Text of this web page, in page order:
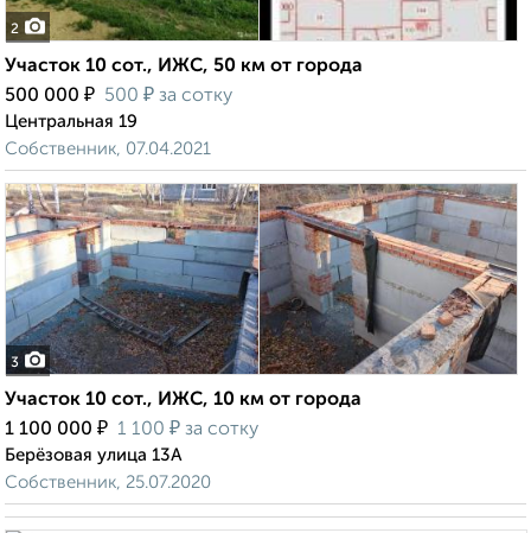
2
Участок 10 сот., ИЖС, 50 км от города
500 000 ₽ 500 ₽ за сотку
Центральная 19
Собственник, 07.04.2021
3
Участок 10 сот., ИЖС, 10 км от города
1 100 000 ₽ 1 100 ₽ за сотку
Берёзовая улица 13А
Собственник, 25.07.2020